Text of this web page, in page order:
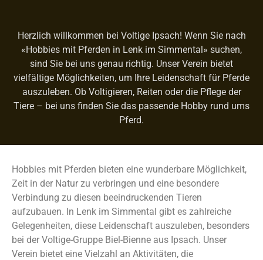
Herzlich willkommen bei Voltige Ipsach! Wenn Sie nach
«Hobbies mit Pferden in Lenk im Simmental» suchen,
sind Sie bei uns genau richtig. Unser Verein bietet
vielfältige Möglichkeiten, um Ihre Leidenschaft für Pferde
auszuleben. Ob Voltigieren, Reiten oder die Pflege der
Tiere – bei uns finden Sie das passende Hobby rund ums
Pferd.
Hobbies mit Pferden bieten eine wunderbare Möglichkeit,
Zeit in der Natur zu verbringen und eine besondere
Verbindung zu diesen beeindruckenden Tieren
aufzubauen. In Lenk im Simmental gibt es zahlreiche
Gelegenheiten, diese Leidenschaft auszuleben, besonders
bei der Voltige-Gruppe Biel-Bienne aus Ipsach. Unser
Verein bietet eine Vielzahl an Aktivitäten, die